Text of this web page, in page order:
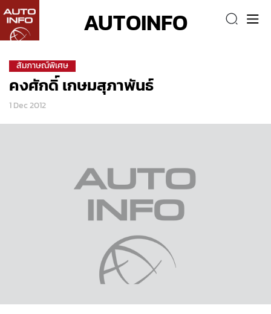
AUTOINFO
สัมภาษณ์พิเศษ
คงศักดิ์ เกษมสุภาพันธ์
1 Dec 2012